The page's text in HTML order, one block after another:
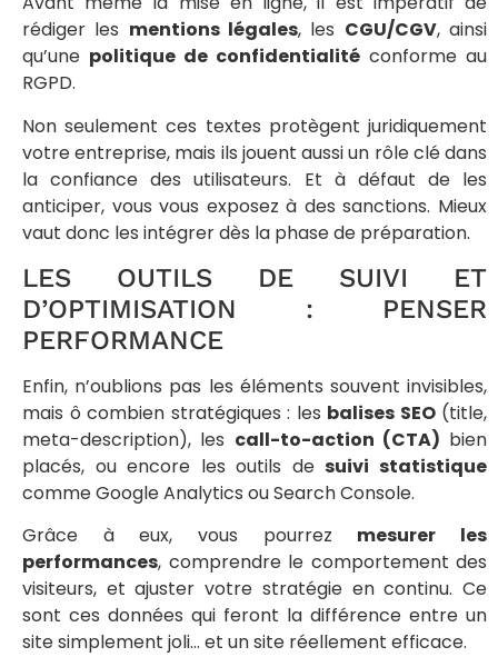
rédiger les mentions légales, les CGU/CGV, ainsi
qu’une politique de confidentialité conforme au
RGPD.
Non seulement ces textes protègent juridiquement
votre entreprise, mais ils jouent aussi un rôle clé dans
la confiance des utilisateurs. Et à défaut de les
anticiper, vous vous exposez à des sanctions. Mieux
vaut donc les intégrer dès la phase de préparation.
LES OUTILS DE SUIVI ET
D’OPTIMISATION : PENSER
PERFORMANCE
Enfin, n’oublions pas les éléments souvent invisibles,
mais ô combien stratégiques : les balises SEO(title,
meta-description), les call-to-action (CTA) bien
placés, ou encore les outils desuivi statistique
comme Google Analytics ou Search Console.
Grâce à eux, vous pourrez mesurer les
performances, comprendre le comportement des
visiteurs, et ajuster votre stratégie en continu. Ce
sont ces données qui feront la différence entre un
site simplement joli… et un site réellement efficace.